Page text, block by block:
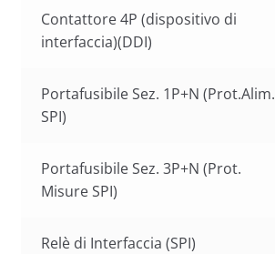
Contattore 4P (dispositivo di
interfaccia)(DDI)
Portafusibile Sez. 1P+N (Prot.Alim.
SPI)
Portafusibile Sez. 3P+N (Prot.
Misure SPI)
Relè di Interfaccia (SPI)